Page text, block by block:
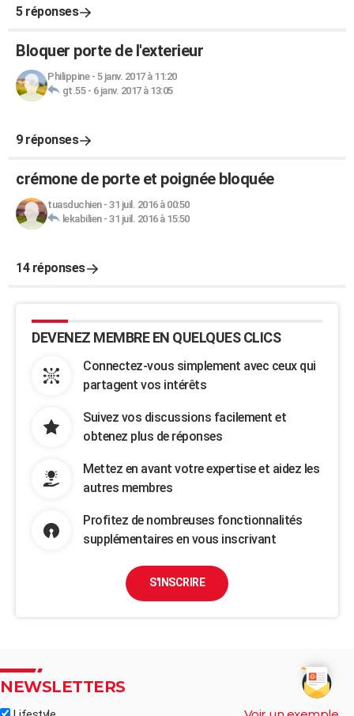
5 réponses
Bloquer porte de l'exterieur
Philippine- 5 janv. 2017 à 11:20
gt.55- 6 janv. 2017 à 13:05
9 réponses
crémone de porte et poignée bloquée
tuasduchien- 31 juil. 2016 à 00:50
lekabilien- 31 juil. 2016 à 15:50
14 réponses
DEVENEZ MEMBRE EN QUELQUES CLICS
Connectez-vous simplement avec ceux qui
partagent vos intérêts
Suivez vos discussions facilement et
obtenez plus de réponses
Mettez en avant votre expertise et aidez les
autres membres
Profitez de nombreuses fonctionnalités
supplémentaires en vous inscrivant
S'INSCRIRE
NEWSLETTERS